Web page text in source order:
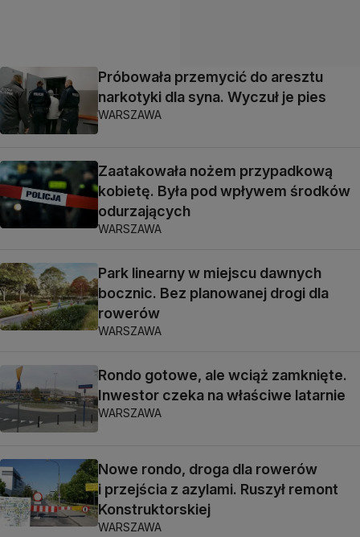
Próbowała przemycić do aresztu
narkotyki dla syna. Wyczuł je pies
WARSZAWA
Zaatakowała nożem przypadkową
kobietę. Była pod wpływem środków
odurzających
WARSZAWA
Park linearny w miejscu dawnych
bocznic. Bez planowanej drogi dla
rowerów
WARSZAWA
Rondo gotowe, ale wciąż zamknięte.
Inwestor czeka na właściwe latarnie
WARSZAWA
Nowe rondo, droga dla rowerów
i przejścia z azylami. Ruszył remont
Konstruktorskiej
WARSZAWA